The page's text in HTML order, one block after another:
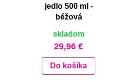
jedlo 500 ml -
béžová
skladom
29,96 €
Do košíka